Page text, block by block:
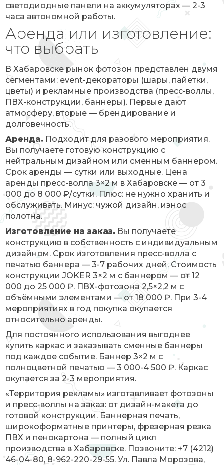
светодиодные панели на аккумуляторах — 2-3
часа автономной работы.
Аренда или изготовление:
что выбрать
В Хабаровске рынок фотозон представлен двумя
сегментами: event-декораторы (шары, пайетки,
цветы) и рекламные производства (пресс-воллы,
ПВХ-конструкции, баннеры). Первые дают
атмосферу, вторые — брендирование и
долговечность.
Аренда. Подходит для разового мероприятия.
Вы получаете готовую конструкцию с
нейтральным дизайном или сменным баннером.
Срок аренды — сутки или выходные. Цена
аренды пресс-волла 3×2 м в Хабаровске — от 3
000 до 8 000 ₽/сутки. Плюс: не нужно хранить и
обслуживать. Минус: чужой дизайн, износ
полотна.
Изготовление на заказ. Вы получаете
конструкцию в собственность с индивидуальным
дизайном. Срок изготовления пресс-волла с
печатью баннера — 3-7 рабочих дней. Стоимость
конструкции JOKER 3×2 м с баннером — от 12
000 до 25 000 ₽. ПВХ-фотозона 2,5×2,2 м с
объёмными элементами — от 18 000 ₽. При 3-4
мероприятиях в год покупка окупается
относительно аренды.
Для постоянного использования выгоднее
купить каркас и заказывать сменные баннеры
под каждое событие. Баннер 3×2 м с
полноцветной печатью — 3 000-4 500 ₽. Каркас
окупается за 2-3 мероприятия.
«Территория рекламы» изготавливает фотозоны
и пресс-воллы на заказ: от дизайн-макета до
готовой конструкции. Баннерная печать,
широкоформатные принтеры, фрезерная резка
ПВХ и пенокартона — полный цикл
производства в Хабаровске. Позвоните: +7 (4212)
46-04-80, 8-962-220-29-55. Ул. Павла Морозова,